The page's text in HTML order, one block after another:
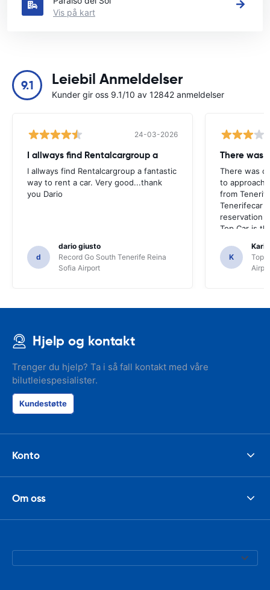
Vis på kart
9.1 Leiebil Anmeldelser
Kunder gir oss 9.1/10 av 12842 anmeldelser
24-03-2026
I allways find Rentalcargroup a
I allways find Rentalcargroup a fantastic
way to rent a car. Very good...thank
you Dario
d
dario giusto
Record Go South Tenerife Reina
Sofia Airport
There was
There was
to approach
from
Tenerifecar
reservation
Top Car is
K
Kari
Hjelp og kontakt
Trenger du hjelp? Ta i så fall kontakt med våre
bilutleiespesialister.
Kundestøtte
Konto
Om oss